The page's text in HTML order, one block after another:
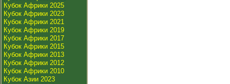
Кубок Африки 2025
Кубок Африки 2023
Кубок Африки 2021
Кубок Африки 2019
Кубок Африки 2017
Кубок Африки 2015
Кубок Африки 2013
Кубок Африки 2012
Кубок Африки 2010
Кубок Азии 2023